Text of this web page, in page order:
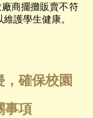
商擺攤販賣不符
維護學生健康。
確保校園
事項